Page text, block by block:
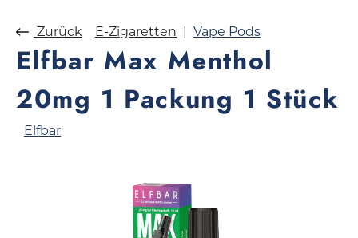
Zurück E-Zigaretten Vape Pods
Elfbar Max Menthol
20mg 1 Packung 1 Stück
Elfbar
Bildergalerie überspringen